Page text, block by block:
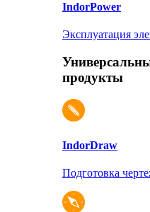
IndorPower
Эксплуатация
продукты
IndorDraw
Подготовка